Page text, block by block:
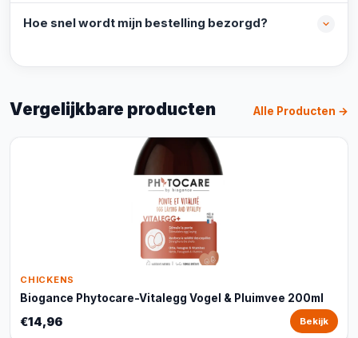
Hoe snel wordt mijn bestelling bezorgd?
Vergelijkbare producten Alle Producten →
CHICKENS
Biogance Phytocare-Vitalegg Vogel & Pluimvee 200ml
€14,96 Bekijk